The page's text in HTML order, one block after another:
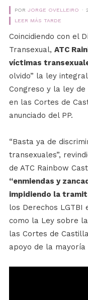
POR JORGE OVELLEIRO
LEER MÁS TARDE
Coincidiendo con el
Transexual, ATC
víctimas
olvido” la ley
Congreso y la ley
en las Cortes de
anunciado del PP.
“Basta ya de
transexuales”,
de ATC Rainbow
“enmiendas y
impidiendo la
los Derechos LGTBI
como la Ley sobre
las Cortes de
apoyo de la mayoría